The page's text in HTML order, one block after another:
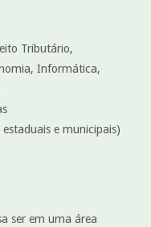
Tributário,
Informática,
e municipais)
ser em uma área